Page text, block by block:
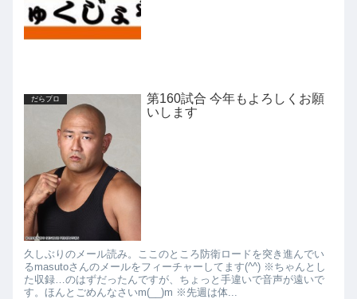
だらプロ
第160試合 今年もよろしくお願
いします
久しぶりのメール読み。ここのところ防衛ロードを突き進んでい
るmasutoさんのメールをフィーチャーしてます(^^) ※ちゃんとし
た収録…のはずだったんですが、ちょっと手違いで音声が遠いで
す。ほんとごめんなさいm(__)m ※先週は体...